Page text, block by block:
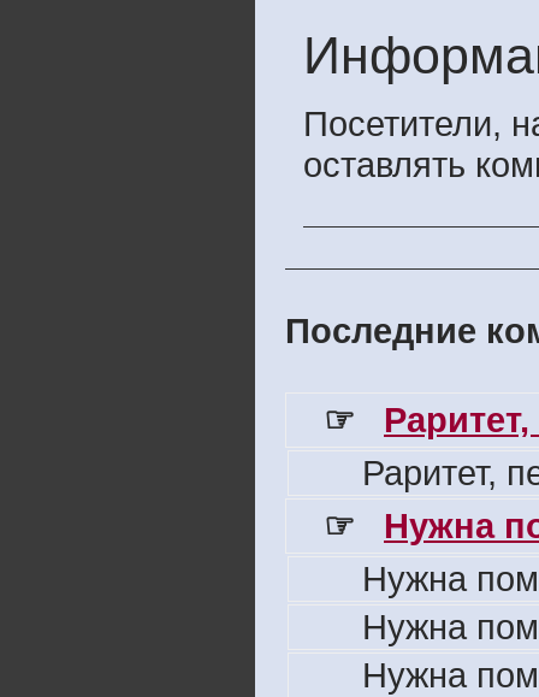
Посетители,
оставлять
Последние
☞
Раритет,
☞
Нужна
Нужна
Нужна
Нужна